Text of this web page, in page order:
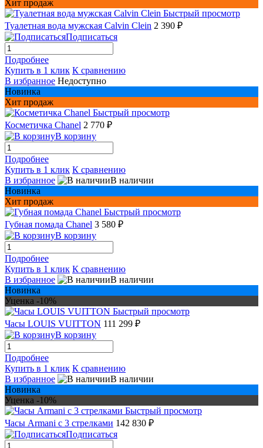
Хит продаж
Быстрый просмотр
Туалетная вода мужская Сalvin Сlein 2 390 ₽
Подписаться
Подробнее
Купить в 1 клик К сравнению
В избранное Недоступно
Новинка
Хит продаж
Быстрый просмотр
Косметичка Chanel 2 770 ₽
В корзину
Подробнее
Купить в 1 клик К сравнению
В избранное
В наличии
Новинка
Хит продаж
Быстрый просмотр
Губная помада Chanel 3 580 ₽
В корзину
Подробнее
Купить в 1 клик К сравнению
В избранное
В наличии
Новинка
Уценка -10%
Быстрый просмотр
Часы LOUIS VUITTON 111 299 ₽
В корзину
Подробнее
Купить в 1 клик К сравнению
В избранное
В наличии
Новинка
Уценка -10%
Быстрый просмотр
Часы Armani с 3 стрелками 142 830 ₽
Подписаться